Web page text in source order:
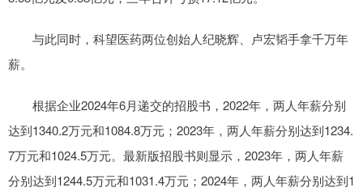
与此同时，科望医药两位创始人纪晓辉、卢宏韬手拿千万年
薪。
根据企业2024年6月递交的招股书，2022年，两人年薪分别
达到1340.2万元和1084.8万元；2023年，两人年薪分别达到1234.
7万元和1024.5万元。最新版招股书则显示，2023年，两人年薪
分别达到1244.5万元和1031.4万元；2024年，两人年薪分别达到1